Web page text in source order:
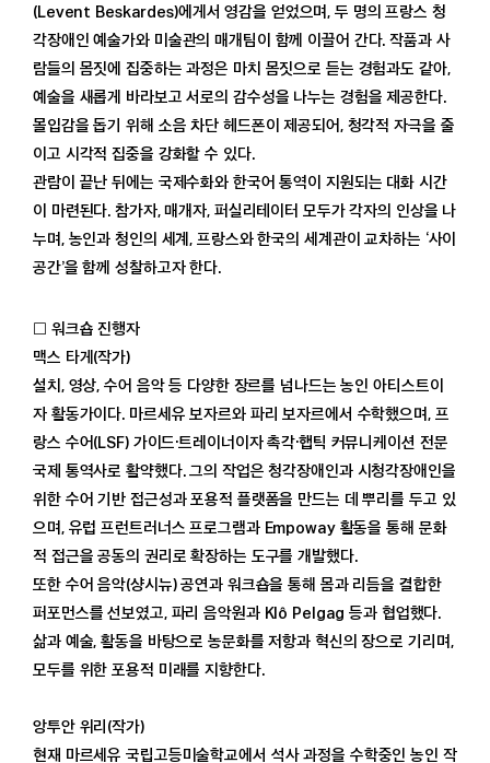
(Levent Beskardes)에게서 영감을 얻었으며, 두 명의 프랑스 청
각장애인 예술가와 미술관의 매개팀이 함께 이끌어 간다. 작품과 사
람들의 몸짓에 집중하는 과정은 마치 몸짓으로 듣는 경험과도 같아,
예술을 새롭게 바라보고 서로의 감수성을 나누는 경험을 제공한다.
몰입감을 돕기 위해 소음 차단 헤드폰이 제공되어, 청각적 자극을 줄
이고 시각적 집중을 강화할 수 있다.
관람이 끝난 뒤에는 국제수화와 한국어 통역이 지원되는 대화 시간
이 마련된다. 참가자, 매개자, 퍼실리테이터 모두가 각자의 인상을 나
누며, 농인과 청인의 세계, 프랑스와 한국의 세계관이 교차하는 ‘사이
공간’을 함께 성찰하고자 한다.
□ 워크숍 진행자
맥스 타게(작가)
설치, 영상, 수어 음악 등 다양한 장르를 넘나드는 농인 아티스트이
자 활동가이다. 마르세유 보자르와 파리 보자르에서 수학했으며, 프
랑스 수어(LSF) 가이드·트레이너이자 촉각·햅틱 커뮤니케이션 전문
국제 통역사로 활약했다. 그의 작업은 청각장애인과 시청각장애인을
위한 수어 기반 접근성과 포용적 플랫폼을 만드는 데 뿌리를 두고 있
으며, 유럽 프런트러너스 프로그램과 Empoway 활동을 통해 문화
적 접근을 공동의 권리로 확장하는 도구를 개발했다.
또한 수어 음악(샹시뉴) 공연과 워크숍을 통해 몸과 리듬을 결합한
퍼포먼스를 선보였고, 파리 음악원과 Klô Pelgag 등과 협업했다.
삶과 예술, 활동을 바탕으로 농문화를 저항과 혁신의 장으로 기리며,
모두를 위한 포용적 미래를 지향한다.
앙투안 위리(작가)
현재 마르세유 국립고등미술학교에서 석사 과정을 수학중인 농인 작